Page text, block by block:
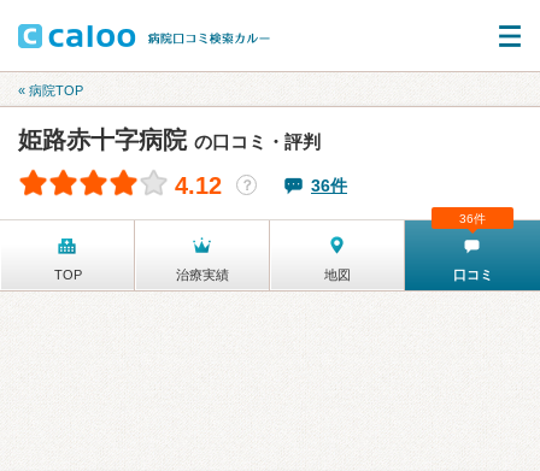
« 病院TOP
姫路赤十字病院 の口コミ・評判
4.12 ？ 36件
TOP 治療実績 地図 口コミ
36件